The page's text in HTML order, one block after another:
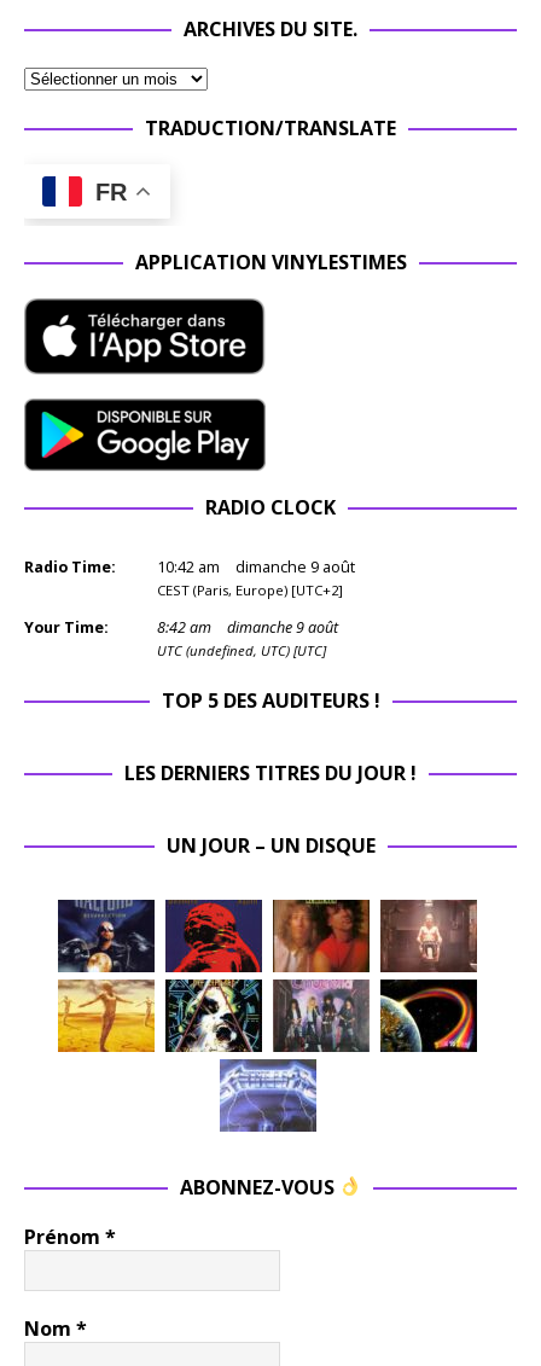
ARCHIVES DU SITE.
TRADUCTION/TRANSLATE
FR
APPLICATION VINYLESTIMES
RADIO CLOCK
Radio Time: 10:42 am dimanche 9 août
CEST (Paris, Europe) [UTC+2]
Your Time: 8:42am dimanche 9 août
UTC (undefined, UTC) [UTC]
TOP 5 DES AUDITEURS !
LES DERNIERS TITRES DU JOUR !
UN JOUR – UN DISQUE
ABONNEZ-VOUS
Prénom *
Nom *